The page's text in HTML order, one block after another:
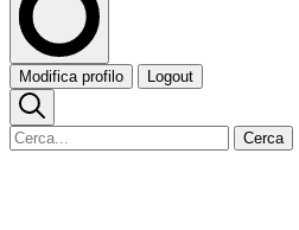
Modifica profilo Logout
Cerca